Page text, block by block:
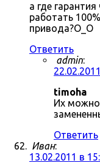
а где
работать
привода?О_О
Ответить
admin:
timoha
Их можно
Ответить
Иван:
13.02.2011 в